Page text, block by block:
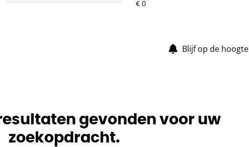
Blijf op de hoogte
gevonden voor uw
zoekopdracht.